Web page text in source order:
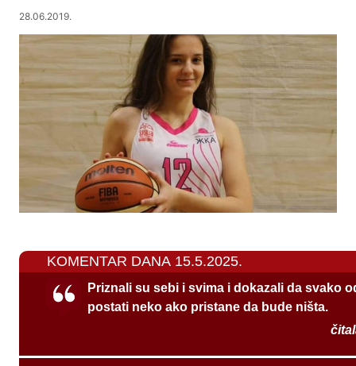
28.06.2019.
KOMENTAR DANA 15.5.2025.
Priznali su sebi i svima i dokazali da svako
postati neko ako pristane da bude ništa.